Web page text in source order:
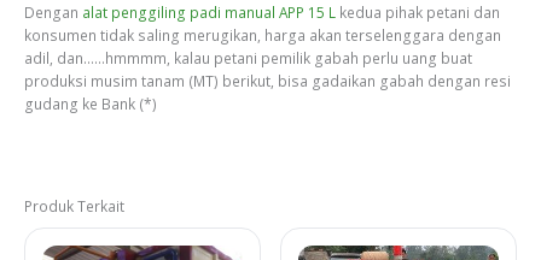
Dengan alat penggiling padi manual APP 15 L kedua pihak petani dan
konsumen tidak saling merugikan, harga akan terselenggara dengan
adil, dan……hmmmm, kalau petani pemilik gabah perlu uang buat
produksi musim tanam (MT) berikut, bisa gadaikan gabah dengan resi
gudang ke Bank (*)
Produk Terkait